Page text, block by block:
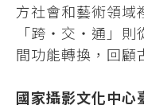
方社會和藝術領域
「跨・交・通」
間功能轉換，回顧
國家攝影文化中心